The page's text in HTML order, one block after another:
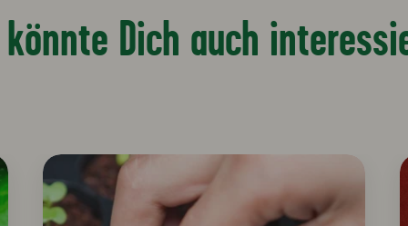
könnte Dich auch